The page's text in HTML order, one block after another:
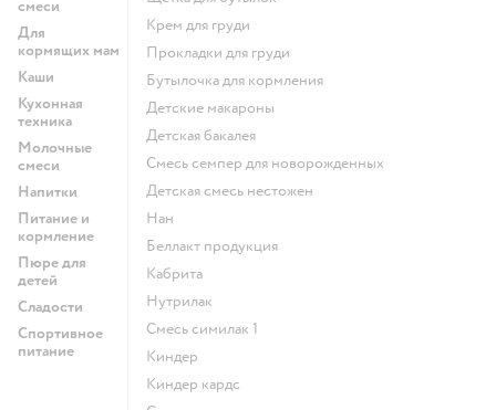
смеси
Для
кормящих мам
Каши
Кухонная
техника
Молочные
смеси
Напитки
Питание и
кормление
Пюре для
детей
Сладости
Спортивное
питание
крем для груди
прокладки для груди
бутылочка для кормления
детские макароны
детская бакалея
смесь семпер для новорожденных
детская смесь нестожен
нан
беллакт продукция
кабрита
нутрилак
смесь симилак 1
киндер
киндер кардс